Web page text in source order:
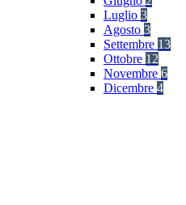
Luglio 3
Agosto 3
Settembre 13
Ottobre 12
Novembre 6
Dicembre 4